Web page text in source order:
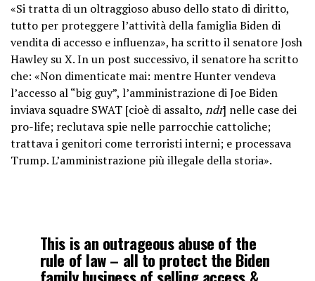
— Rep Andy Biggs
(@RepAndyBiggsAZ)December 2,
2024
«Si tratta di un oltraggioso abuso dello stato di diritto,
tutto per proteggere l’attività della famiglia Biden di
vendita di accesso e influenza», ha scritto il senatore Josh
Hawley su X. In un post successivo, il senatore ha scritto
che: «Non dimenticate mai: mentre Hunter vendeva
l’accesso al “big guy”, l’amministrazione di Joe Biden
inviava squadre SWAT [cioè di assalto, ndr] nelle case dei
pro-life; reclutava spie nelle parrocchie cattoliche;
trattava i genitori come terroristi interni; e processava
Trump. L’amministrazione più illegale della storia».
This is an outrageous abuse of the
rule of law – all to protect the Biden